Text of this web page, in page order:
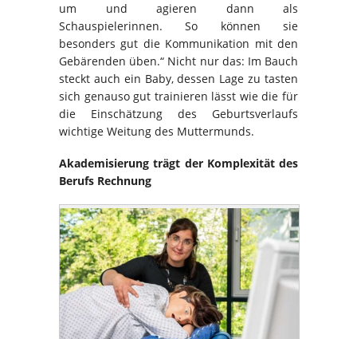
um und agieren dann als
Schauspielerinnen. So können sie
besonders gut die Kommunikation mit den
Gebärenden üben.“ Nicht nur das: Im Bauch
steckt auch ein Baby, dessen Lage zu tasten
sich genauso gut trainieren lässt wie die für
die Einschätzung des Geburtsverlaufs
wichtige Weitung des Muttermunds.
Akademisierung trägt der Komplexität des
Berufs Rechnung